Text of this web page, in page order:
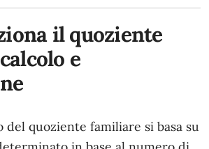
il quoziente
e
quoziente familiare si basa su